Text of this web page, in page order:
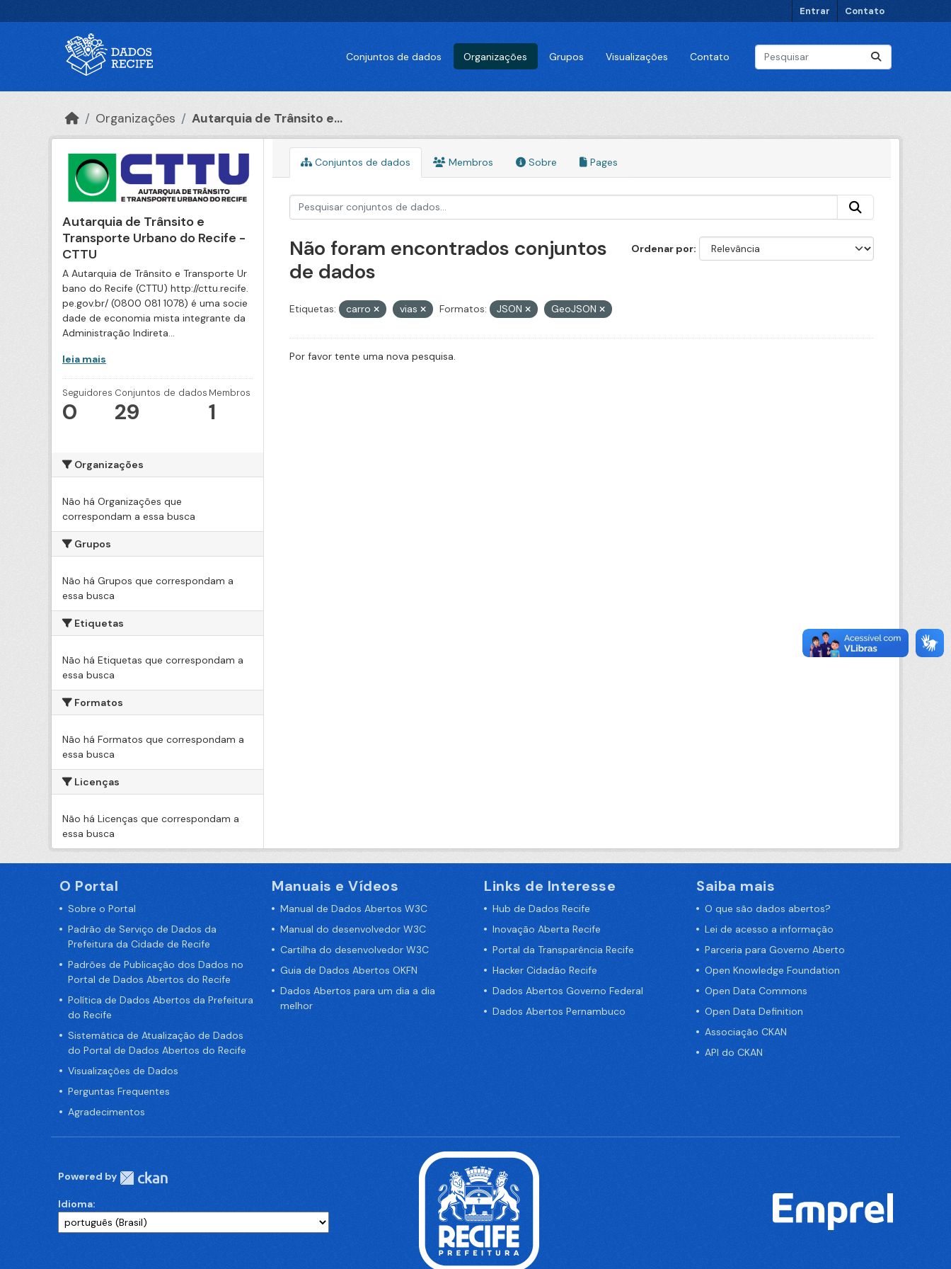
Entrar Contato
Conjuntos de dados Organizações Grupos Visualizações Contato
Organizações Autarquia de Trânsito e...
Autarquia de Trânsito e
Transporte Urbano do Recife -
CTTU
A Autarquia de Trânsito e Transporte Ur
bano do Recife (CTTU) http://cttu.recife.
pe.gov.br/ (0800 081 1078) é uma socie
dade de economia mista integrante da
Administração Indireta...
leia mais
Seguidores
0
Conjuntos de dados
29
Membros
1
Organizações
Não há Organizações que
correspondam a essa busca
Grupos
Não há Grupos que correspondam a
essa busca
Etiquetas
Não há Etiquetas que correspondam a
essa busca
Formatos
Não há Formatos que correspondam a
essa busca
Licenças
Não há Licenças que correspondam a
essa busca
Conjuntos de dados Membros Sobre Pages
Ordenar por
Não foram encontrados conjuntos
de dados
Etiquetas: carro vias Formatos: JSON GeoJSON
Por favor tente uma nova pesquisa.
O Portal
Sobre o Portal
Padrão de Serviço de Dados da
Prefeitura da Cidade de Recife
Padrões de Publicação dos Dados no
Portal de Dados Abertos do Recife
Política de Dados Abertos da Prefeitura
do Recife
Sistemática de Atualização de Dados
do Portal de Dados Abertos do Recife
Visualizações de Dados
Perguntas Frequentes
Agradecimentos
Manuais e Vídeos
Manual de Dados Abertos W3C
Manual do desenvolvedor W3C
Cartilha do desenvolvedor W3C
Guia de Dados Abertos OKFN
Dados Abertos para um dia a dia
melhor
Links de Interesse
Hub de Dados Recife
Inovação Aberta Recife
Portal da Transparência Recife
Hacker Cidadão Recife
Dados Abertos Governo Federal
Dados Abertos Pernambuco
Saiba mais
O que são dados abertos?
Lei de acesso a informação
Parceria para Governo Aberto
Open Knowledge Foundation
Open Data Commons
Open Data Definition
Associação CKAN
API do CKAN
Powered by
Idioma